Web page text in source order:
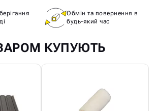
Обмін та повернення в
будь-який час
КУПУЮТЬ